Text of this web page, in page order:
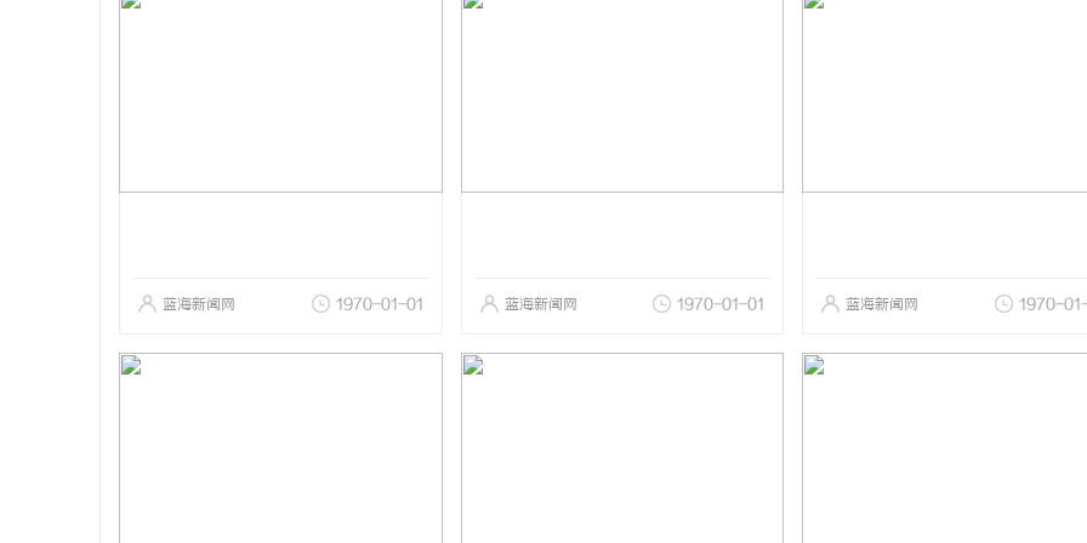
蓝海新闻网 1970-01-01 蓝海新闻网 1970-01-01 蓝海新闻网 1970-